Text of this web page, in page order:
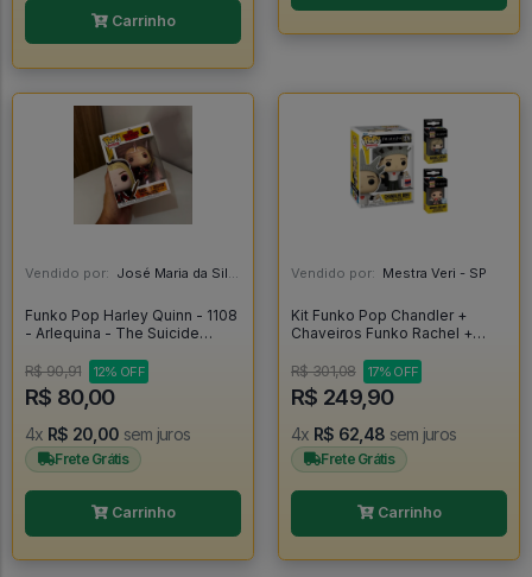
Carrinho
Vendido por: José Maria da Silva Junior - AL
Funko Pop Harley Quinn - 1108
- Arlequina - The Suicide
R$ 90,91
12% OFF
R$ 80,00
4x R$ 20,00 sem juros
Frete Grátis
Carrinho
Vendido por: Mestra Veri - SP
Kit Funko Pop Chandler +
Chaveiros Funko Rachel +
R$ 301,08
17% OFF
R$ 249,90
4x R$ 62,48 sem juros
Frete Grátis
Carrinho